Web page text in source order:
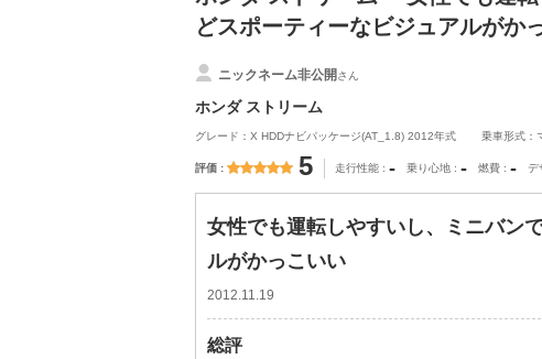
どスポーティーなビジュアルがか
ニックネーム非公開さん
ホンダ ストリーム
グレード：X HDDナビパッケージ(AT_1.8) 2012年式 乗車形式：
評価 5 走行性能 - 乗り心地 - 燃費 - デ
女性でも運転しやすいし、ミニバン
ルがかっこいい
2012.11.19
総評